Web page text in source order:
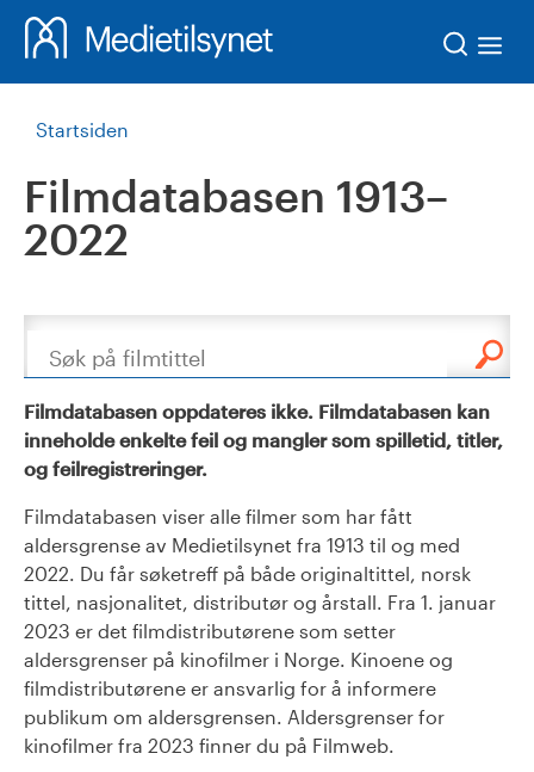
Startsiden
Filmdatabasen 1913–
2022
Søk
Filmdatabasen oppdateres ikke. Filmdatabasen kan
inneholde enkelte feil og mangler som spilletid, titler,
og feilregistreringer.
Filmdatabasen viser alle filmer som har fått
aldersgrense av Medietilsynet fra 1913 til og med
2022. Du får søketreff på både originaltittel, norsk
tittel, nasjonalitet, distributør og årstall. Fra 1. januar
2023 er det filmdistributørene som setter
aldersgrenser på kinofilmer i Norge. Kinoene og
filmdistributørene er ansvarlig for å informere
publikum om aldersgrensen. Aldersgrenser for
kinofilmer fra 2023 finner du på Filmweb.